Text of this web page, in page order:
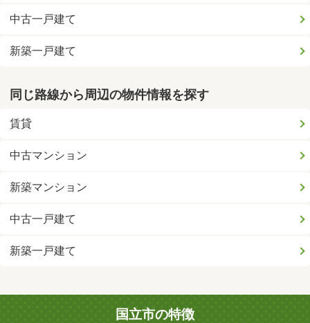
中古一戸建て
新築一戸建て
同じ路線から周辺の物件情報を探す
賃貸
中古マンション
新築マンション
中古一戸建て
新築一戸建て
国立市の特徴